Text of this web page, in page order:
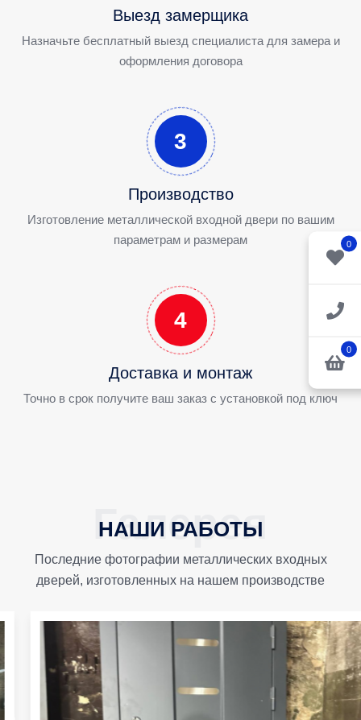
0
0
Выезд замерщика
Назначьте бесплатный выезд специалиста для замера и
оформления договора
3
Производство
Изготовление металлической входной двери по вашим
параметрам и размерам
4
Доставка и монтаж
Точно в срок получите ваш заказ с установкой под ключ
НАШИ РАБОТЫ
Последние фотографии металлических входных
дверей, изготовленных на нашем производстве